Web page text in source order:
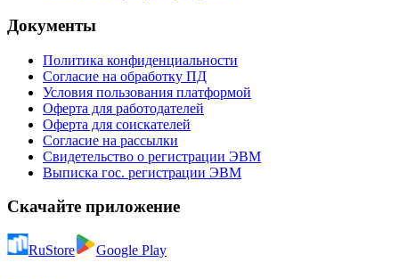
Документы
Политика конфиденциальности
Согласие на обработку ПД
Условия пользования платформой
Оферта для работодателей
Оферта для соискателей
Согласие на рассылки
Свидетельство о регистрации ЭВМ
Выписка гос. регистрации ЭВМ
Скачайте приложение
RuStore Google Play